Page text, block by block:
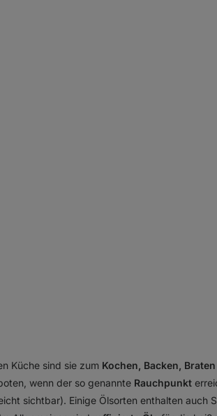
Küche sind sie zum Kochen, Backen,
wenn der so genannte Rauchpunkt
sichtbar). Einige Ölsorten enthalten auch